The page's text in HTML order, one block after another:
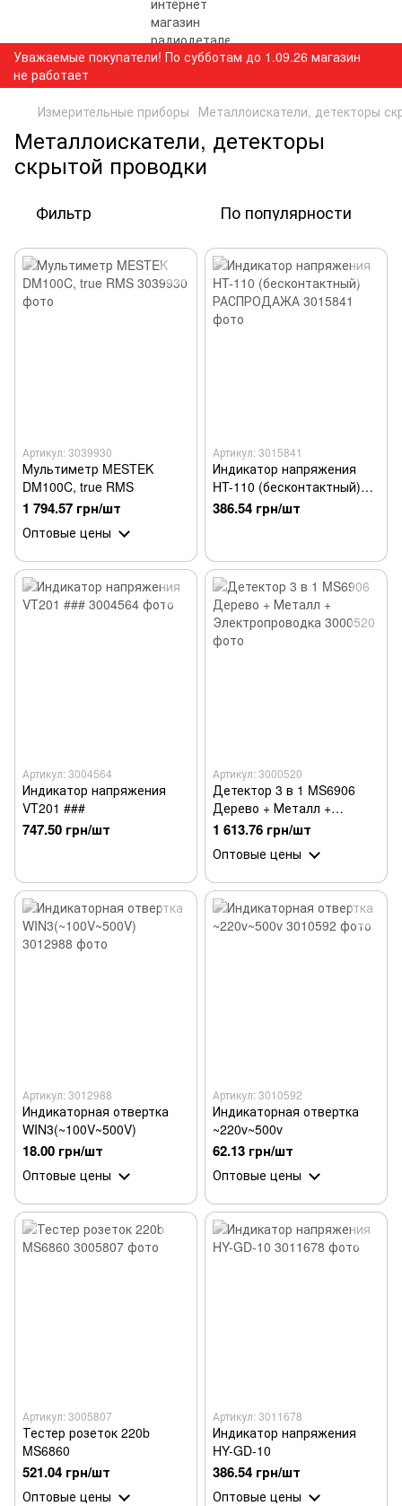
Уважаемые покупатели! По субботам до 1.09.26 магазин
не работает
Измерительные приборы Металлоискатели, детекторы
Металлоискатели, детекторы
скрытой проводки
Фильтр По популярности
Артикул: 3039930
Мультиметр MESTEK
DM100C, true RMS
1 794.57 грн/шт
Оптовые цены
Артикул: 3015841
Индикатор напряжения
HT-110 (бесконтактный)
РАСПРОДАЖА
386.54 грн/шт
Артикул: 3004564
Индикатор напряжения
VT201 ###
747.50 грн/шт
Артикул: 3000520
Детектор 3 в 1 MS6906
Дерево + Металл +
Электропроводка
1 613.76 грн/шт
Оптовые цены
Артикул: 3012988
Индикаторная отвертка
WIN3(~100V~500V)
18.00 грн/шт
Оптовые цены
Артикул: 3010592
Индикаторная отвертка
~220v~500v
62.13 грн/шт
Оптовые цены
Артикул: 3005807
Тестер розеток 220b
MS6860
521.04 грн/шт
Оптовые цены
Артикул: 3011678
Индикатор напряжения
HY-GD-10
386.54 грн/шт
Оптовые цены